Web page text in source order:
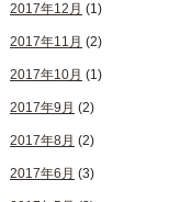
2017年12月 (1)
2017年11月 (2)
2017年10月 (1)
2017年9月 (2)
2017年8月 (2)
2017年6月 (3)